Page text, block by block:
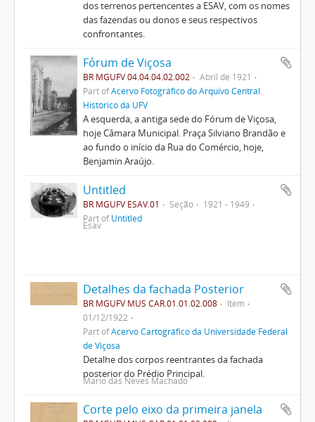
dos terrenos pertencentes a ESAV, com os nomes
das fazendas ou donos e seus respectivos
confrontantes.
Fórum de Viçosa
BR MGUFV 04.04.04.02.002
Abril de 1921
Part ofAcervo Fotográfico do Arquivo Central
Histórico da UFV
A esquerda, a antiga sede do Fórum de Viçosa,
hoje Câmara Municipal. Praça Silviano Brandão e
ao fundo o início da Rua do Comércio, hoje,
Benjamin Araújo.
Untitled
BR MGUFV ESAV.01 Seção
1921 - 1949
Part ofUntitled
Esav
Detalhes da fachada Posterior
BR MGUFV MUS CAR.01.01.02.008
Item
01/12/1922
Part ofAcervo Cartográfico da Universidade Federal
de Viçosa
Detalhe dos corpos reentrantes da fachada
posterior do Prédio Principal.
Mario das Neves Machado
Corte pelo eixo da primeira janela